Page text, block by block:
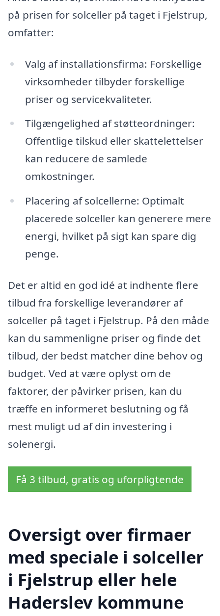
på prisen for solceller på taget i Fjelstrup,
omfatter:
Valg af installationsfirma: Forskellige
virksomheder tilbyder forskellige
priser og servicekvaliteter.
Tilgængelighed af støtteordninger:
Offentlige tilskud eller skattelettelser
kan reducere de samlede
omkostninger.
Placering af solcellerne: Optimalt
placerede solceller kan generere mere
energi, hvilket på sigt kan spare dig
penge.
Det er altid en god idé at indhente flere
tilbud fra forskellige leverandører af
solceller på taget i Fjelstrup. På den måde
kan du sammenligne priser og finde det
tilbud, der bedst matcher dine behov og
budget. Ved at være oplyst om de
faktorer, der påvirker prisen, kan du
træffe en informeret beslutning og få
mest muligt ud af din investering i
solenergi.
Få 3 tilbud, gratis og uforpligtende
Oversigt over firmaer
med speciale i solceller
i Fjelstrup eller hele
Haderslev kommune